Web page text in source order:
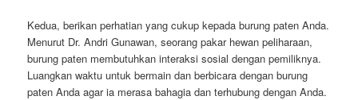
Kedua, berikan perhatian yang cukup kepada burung paten Anda.
Menurut Dr. Andri Gunawan, seorang pakar hewan peliharaan,
burung paten membutuhkan interaksi sosial dengan pemiliknya.
Luangkan waktu untuk bermain dan berbicara dengan burung
paten Anda agar ia merasa bahagia dan terhubung dengan Anda.